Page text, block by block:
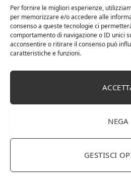
Per fornire le migliori esperienze,
per memorizzare e/o accedere alle
consenso a queste tecnologie ci
comportamento di navigazione o ID unici
acconsentire o ritirare il consenso può
caratteristiche e funzioni.
NEGA
GESTISCI
Amazon Basics Martin –
(Lu x La x A), effetto
marchio Movian)